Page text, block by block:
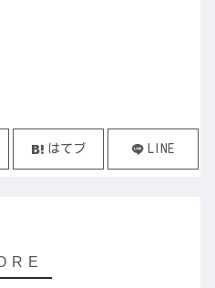
はてブ LINE